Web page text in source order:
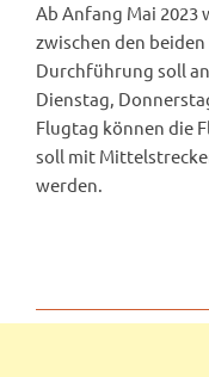
Ab Anfang Mai 2023
zwischen den
Durchführung soll
Dienstag,
Flugtag können die
soll mit
werden.